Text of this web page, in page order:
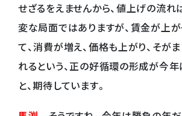
せざるをえませんから、値上げの流れ
変な局面ではありますが、賃金が上
て、消費が増え、価格も上がり、そが
れるという、正の好循環の形成が今
と、期待しています。